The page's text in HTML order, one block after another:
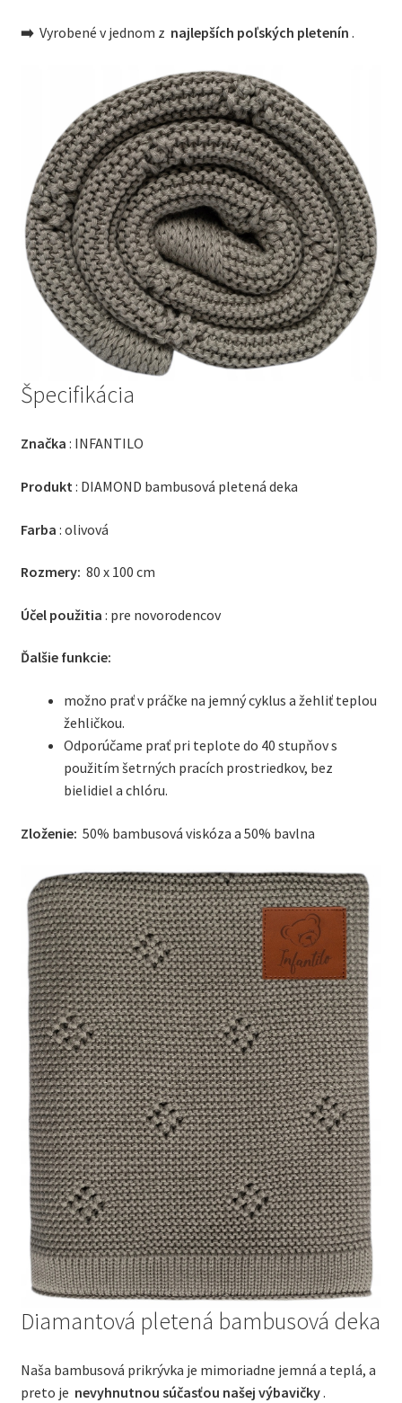
➡️ Vyrobené v jednom z najlepších poľských pletenín .
Špecifikácia
Značka : INFANTILO
Produkt : DIAMOND bambusová pletená deka
Farba : olivová
Rozmery: 80 x 100 cm
Účel použitia : pre novorodencov
Ďalšie funkcie:
možno prať v práčke na jemný cyklus a žehliť teplou
žehličkou.
Odporúčame prať pri teplote do 40 stupňov s
použitím šetrných pracích prostriedkov, bez
bielidiel a chlóru.
Zloženie: 50% bambusová viskóza a 50% bavlna
Diamantová pletená bambusová deka
Naša bambusová prikrývka je mimoriadne jemná a teplá, a
preto je nevyhnutnou súčasťou našej výbavičky.